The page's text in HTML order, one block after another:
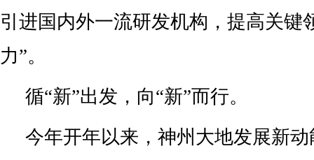
引进国内外一流研发机构，提高关键
力”。
循“新”出发，向“新”而行。
今年开年以来，神州大地发展新